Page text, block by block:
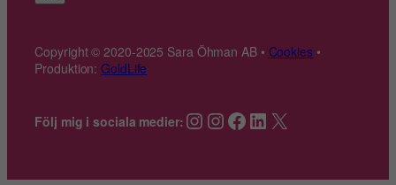
m
a
m
o
t
*
Copyright © 2020-2025 Sara Öhman AB • Cookies•
Produktion:GoldLife
Följ mig i sociala medier:Instagram
Instagram
Facebook
LinkedIn
X